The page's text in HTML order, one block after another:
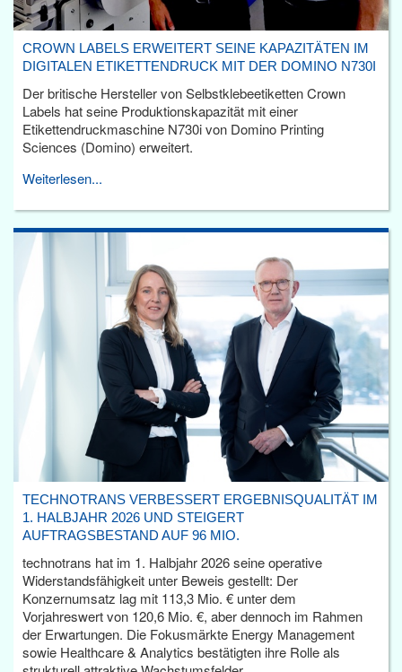
CROWN LABELS ERWEITERT SEINE KAPAZITÄTEN IM
DIGITALEN ETIKETTENDRUCK MIT DER DOMINO N730I
Der britische Hersteller von Selbstklebeetiketten Crown
Labels hat seine Produktionskapazität mit einer
Etikettendruckmaschine N730i von Domino Printing
Sciences (Domino) erweitert.
Weiterlesen...
TECHNOTRANS VERBESSERT ERGEBNISQUALITÄT IM
1. HALBJAHR 2026 UND STEIGERT
AUFTRAGSBESTAND AUF 96 MIO.
technotrans hat im 1. Halbjahr 2026 seine operative
Widerstandsfähigkeit unter Beweis gestellt: Der
Konzernumsatz lag mit 113,3 Mio. € unter dem
Vorjahreswert von 120,6 Mio. €, aber dennoch im Rahmen
der Erwartungen. Die Fokusmärkte Energy Management
sowie Healthcare & Analytics bestätigten ihre Rolle als